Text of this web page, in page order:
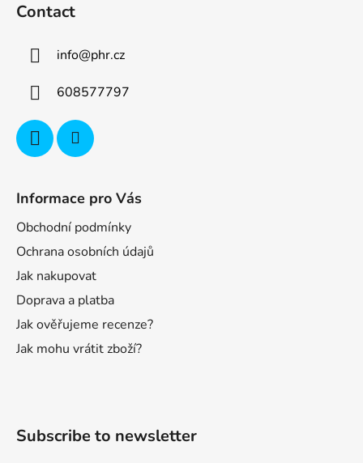
Contact
info@phr.cz
608577797
Informace pro Vás
Obchodní podmínky
Ochrana osobních údajů
Jak nakupovat
Doprava a platba
Jak ověřujeme recenze?
Jak mohu vrátit zboží?
Subscribe to newsletter